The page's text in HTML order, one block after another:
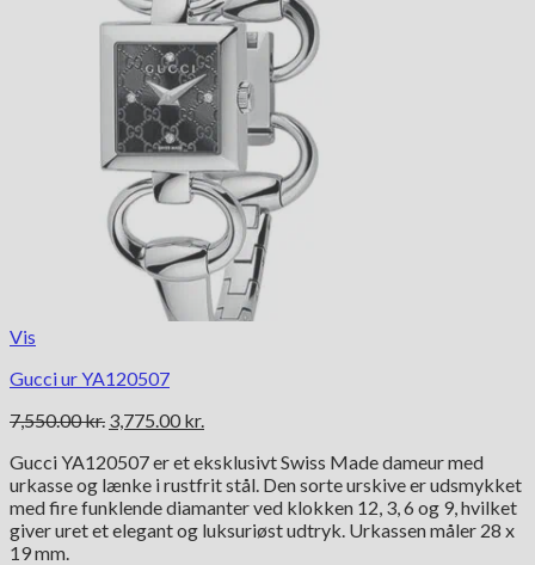
Vis
Gucci ur YA120507
7,550.00kr. Den
pris
var:
7,550.00 kr..
3,775.00 kr.
pris
er:
3,775.00 kr..
Gucci YA120507 er et eksklusivt Swiss Made dameur med
urkasse og lænke i rustfrit stål. Den sorte urskive er udsmykket
med fire funklende diamanter ved klokken 12, 3, 6 og 9, hvilket
giver uret et elegant og luksuriøst udtryk. Urkassen måler 28 x
19 mm.